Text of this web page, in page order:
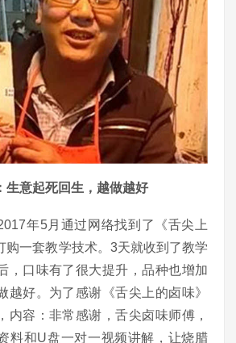
生意起死回生，越做越好
年5月通过网络找到了《舌尖上
购一套教学技术。3天就收到了教学
，口味有了很大提升，品种也增加
越好。为了感谢《舌尖上的卤味》
内容：非常感谢，舌尖卤味师傅，
料和U盘一对一视频讲解，让烧腊